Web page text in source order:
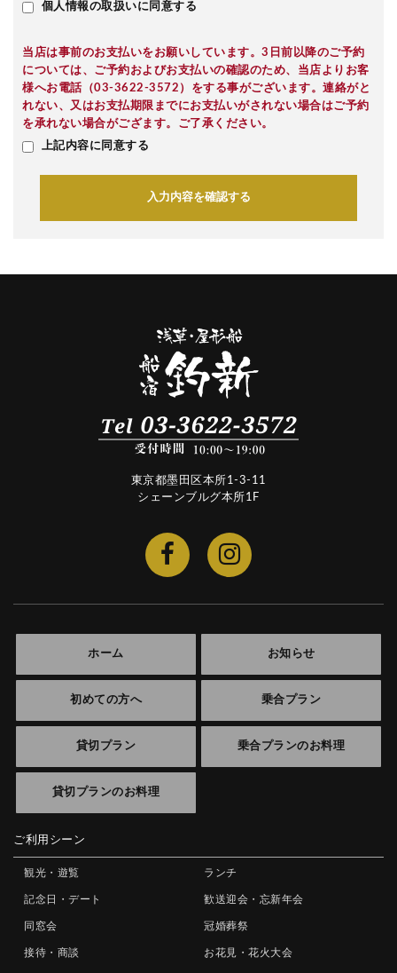
個人情報の取扱いに同意する
当店は事前のお支払いをお願いしています。3日前以降のご予約
については、ご予約およびお支払いの確認のため、当店よりお客
様へお電話（03-3622-3572）をする事がございます。連絡がと
れない、又はお支払期限までにお支払いがされない場合はご予約
を承れない場合がござます。ご了承ください。
上記内容に同意する
入力内容を確認する
東京都墨田区本所1-3-11
シェーンブルグ本所1F
ホーム お知らせ
初めての方へ 乗合プラン
貸切プラン 乗合プランのお料理
貸切プランのお料理
ご利用シーン
観光・遊覧 ランチ
記念日・デート 歓送迎会・忘新年会
同窓会 冠婚葬祭
接待・商談 お花見・花火大会